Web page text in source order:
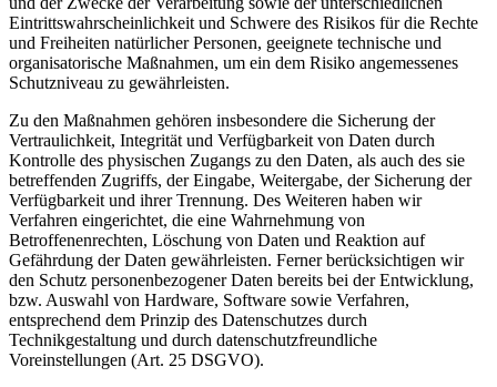
Eintrittswahrscheinlichkeit und Schwere des Risikos für die Rechte
und Freiheiten natürlicher Personen, geeignete technische und
organisatorische Maßnahmen, um ein dem Risiko angemessenes
Schutzniveau zu gewährleisten.
Zu den Maßnahmen gehören insbesondere die Sicherung der
Vertraulichkeit, Integrität und Verfügbarkeit von Daten durch
Kontrolle des physischen Zugangs zu den Daten, als auch des sie
betreffenden Zugriffs, der Eingabe, Weitergabe, der Sicherung der
Verfügbarkeit und ihrer Trennung. Des Weiteren haben wir
Verfahren eingerichtet, die eine Wahrnehmung von
Betroffenenrechten, Löschung von Daten und Reaktion auf
Gefährdung der Daten gewährleisten. Ferner berücksichtigen wir
den Schutz personenbezogener Daten bereits bei der Entwicklung,
bzw. Auswahl von Hardware, Software sowie Verfahren,
entsprechend dem Prinzip des Datenschutzes durch
Technikgestaltung und durch datenschutzfreundliche
Voreinstellungen (Art. 25 DSGVO).